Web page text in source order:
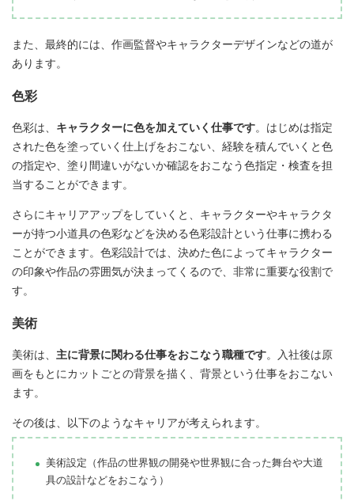
また、最終的には、作画監督やキャラクターデザインなどの道が
あります。
色彩
色彩は、 キャラクターに色を加えていく仕事です。はじめは指定
された色を塗っていく仕上げをおこない、経験を積んでいくと色
の指定や、塗り間違いがないか確認をおこなう色指定・検査を担
当することができます。
さらにキャリアアップをしていくと、キャラクターやキャラクタ
ーが持つ小道具の色彩などを決める色彩設計という仕事に携わる
ことができます。色彩設計では、決めた色によってキャラクター
の印象や作品の雰囲気が決まってくるので、非常に重要な役割で
す。
美術
美術は、 主に背景に関わる仕事をおこなう職種です。入社後は原
画をもとにカットごとの背景を描く、背景という仕事をおこない
ます。
その後は、以下のようなキャリアが考えられます。
美術設定（作品の世界観の開発や世界観に合った舞台や大道
具の設計などをおこなう）